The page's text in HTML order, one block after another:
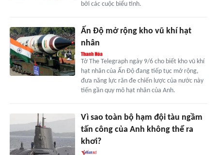
bởi các cuộc biểu tình.
Ấn Độ mở rộng kho vũ khí hạt
nhân
Tờ The Telegraph ngày 9/6 cho biết kho vũ khí
hạt nhân của Ấn Độ đang tiếp tục mở rộng,
đưa năng lực răn đe chiến lược của nước này
tiến gần quy mô hạt nhân của Anh.
Vì sao toàn bộ hạm đội tàu ngầm
tấn công của Anh không thể ra
khơi?